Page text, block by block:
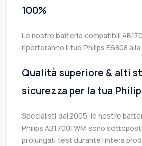
100%
Le nostre batterie compatibili
riporteranno il tuo Philips E6808
Qualità superiore & alti
sicurezza per la tua
Specialisti dal 2005, le nostre
Philips AB1700FWM sono
prolungati test durante l’intera